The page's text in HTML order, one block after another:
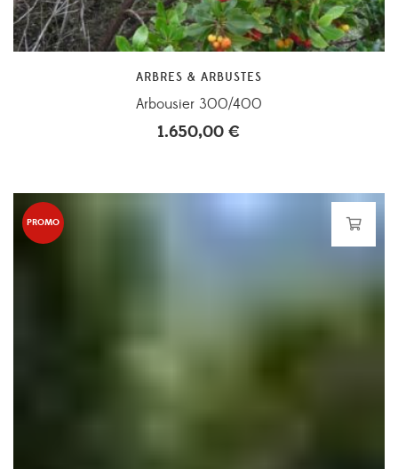
ARBRES & ARBUSTES
Arbousier 300/400
1.650,00 €
PROMO